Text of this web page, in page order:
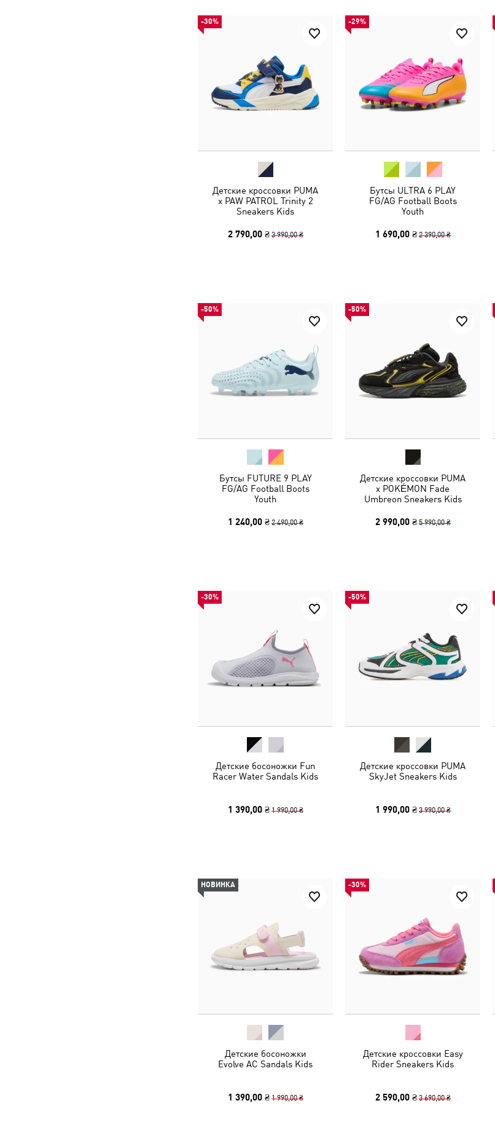
-30%
Детские кроссовки PUMA
x PAW PATROL Trinity 2
Sneakers Kids
2 790,00 ₴ 3 990,00 ₴
-29%
Бутсы ULTRA 6 PLAY
FG/AG Football Boots
Youth
1 690,00 ₴ 2 390,00 ₴
-50%
Бутсы FUTURE 9 PLAY
FG/AG Football Boots
Youth
1 240,00 ₴ 2 490,00 ₴
-50%
Детские кроссовки PUMA
x POKÉMON Fade
Umbreon Sneakers Kids
2 990,00 ₴ 5 990,00 ₴
-30%
Детские босоножки Fun
Racer Water Sandals Kids
1 390,00 ₴ 1 990,00 ₴
-50%
Детские кроссовки PUMA
SkyJet Sneakers Kids
1 990,00 ₴ 3 990,00 ₴
НОВИНКА
Детские босоножки
Evolve AC Sandals Kids
1 390,00 ₴ 1 990,00 ₴
-30%
Детские кроссовки Easy
Rider Sneakers Kids
2 590,00 ₴ 3 690,00 ₴